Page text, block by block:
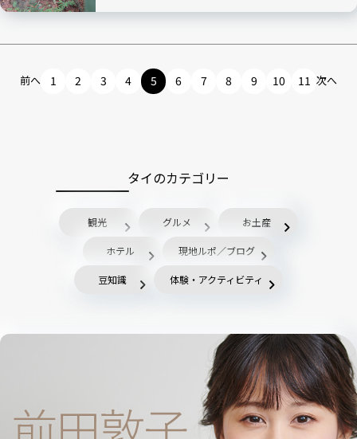
前へ 1 2 3 4 5 6 7 8 9 10 11 次へ
タイのカテゴリー
観光 グルメ お土産
ホテル 現地ルポ／ブログ
豆知識 体験・アクティビティ